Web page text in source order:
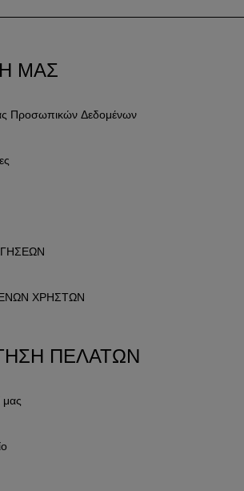
ΜΑΣ
Προσωπικών Δεδομένων
ΧΡΗΣΤΩΝ
ΠΕΛΑΤΩΝ
μας